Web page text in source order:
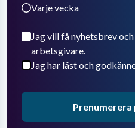
Varje vecka
Jag vill få nyhetsbrev
arbetsgivare.
Jag har läst och
Prenumerera